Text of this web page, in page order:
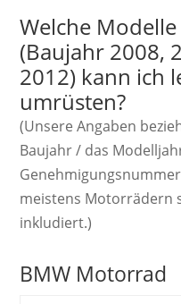
Welche
(Baujahr 2008,
2012) kann ich
umrüsten?
(Unsere Angaben
Baujahr / das
meistens Motorrädern
inkludiert.)
BMW Motorrad